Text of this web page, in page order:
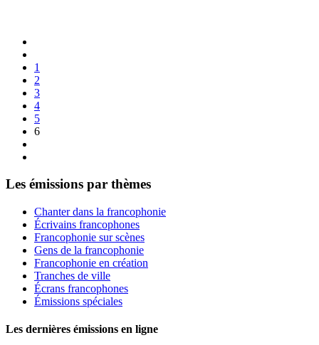
1
2
3
4
5
6
Les émissions par thèmes
Chanter dans la francophonie
Écrivains francophones
Francophonie sur scènes
Gens de la francophonie
Francophonie en création
Tranches de ville
Écrans francophones
Émissions spéciales
Les dernières émissions en ligne